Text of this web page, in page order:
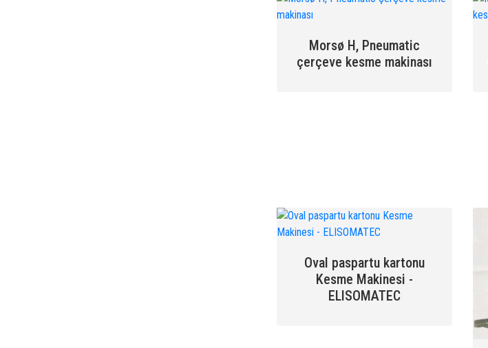
Morsø H, Pneumatic
çerçeve kesme makinası
Oval paspartu kartonu
Kesme Makinesi -
ELISOMATEC